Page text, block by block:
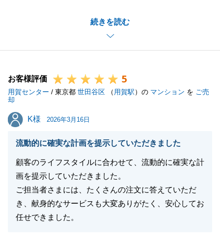
続きを読む
今後とも末永く何卒よろしくお願い致します。
閉じる
お客様評価 5
用賀センター / 東京都 世田谷区 （ 用賀駅）の マンション を ご売
却
K様
K様 2026年3月16日
流動的に確実な計画を提示していただきました
顧客のライフスタイルに合わせて、流動的に確実な計
画を提示していただきました。
ご担当者さまには、たくさんの注文に答えていただ
き、献身的なサービスも大変ありがたく、安心してお
任せできました。